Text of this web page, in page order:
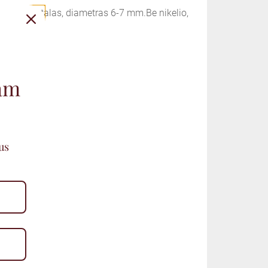
metalas, diametras 6-7 mm.Be nikelio,